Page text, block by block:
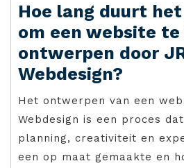
Hoe lang duurt
om een website
ontwerpen door
Webdesign?
Het ontwerpen van een
Webdesign is een proces
planning, creativiteit en
een op maat gemaakte en